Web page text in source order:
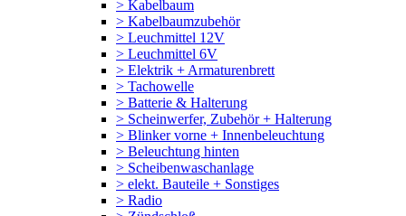
> Kabelbaum
> Kabelbaumzubehör
> Leuchmittel 12V
> Leuchmittel 6V
> Elektrik + Armaturenbrett
> Tachowelle
> Batterie & Halterung
> Scheinwerfer, Zubehör + Halterung
> Blinker vorne + Innenbeleuchtung
> Beleuchtung hinten
> Scheibenwaschanlage
> elekt. Bauteile + Sonstiges
> Radio